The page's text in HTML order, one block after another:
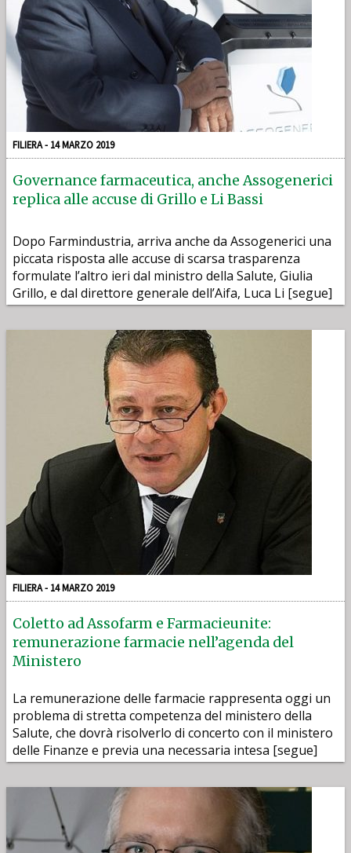
FILIERA - 14 MARZO 2019
Governance farmaceutica, anche Assogenerici
replica alle accuse di Grillo e Li Bassi
Dopo Farmindustria, arriva anche da Assogenerici una
piccata risposta alle accuse di scarsa trasparenza
formulate l’altro ieri dal ministro della Salute, Giulia
Grillo, e dal direttore generale dell’Aifa, Luca Li [segue]
FILIERA - 14 MARZO 2019
Coletto ad Assofarm e Farmacieunite:
remunerazione farmacie nell’agenda del
Ministero
La remunerazione delle farmacie rappresenta oggi un
problema di stretta competenza del ministero della
Salute, che dovrà risolverlo di concerto con il ministero
delle Finanze e previa una necessaria intesa [segue]